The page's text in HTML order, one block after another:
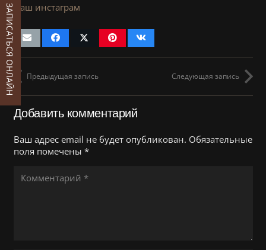
Наш инстаграм
Предыдущая запись Следующая запись
Добавить комментарий
Ваш адрес email не будет опубликован. Обязательные
поля помечены *
ЗАПИСАТЬСЯ ОНЛАЙН